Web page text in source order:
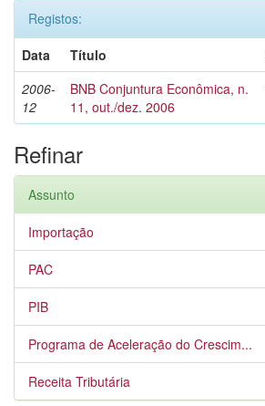
Registos:
Data
Título
2006-
12
BNB Conjuntura Econômica, n.
11, out./dez. 2006
Refinar
Assunto
Importação
PAC
PIB
Programa de Aceleração do Crescim...
Receita Tributária